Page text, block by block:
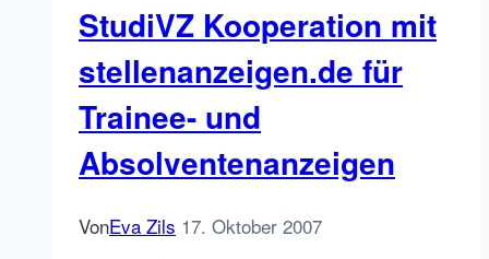
StudiVZ Kooperation mit
stellenanzeigen.de für
Trainee- und
Absolventenanzeigen
VonEva Zils 17. Oktober 2007